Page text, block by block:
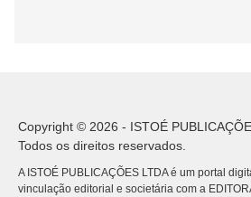
Copyright © 2026 - ISTOÉ
Todos os direitos reservados.
A ISTOÉ PUBLICAÇÕES LTDA é um portal
vinculação editorial e societária com a